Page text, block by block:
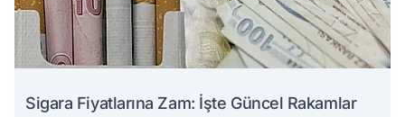
Sigara Fiyatlarına Zam: İşte Güncel Rakamlar